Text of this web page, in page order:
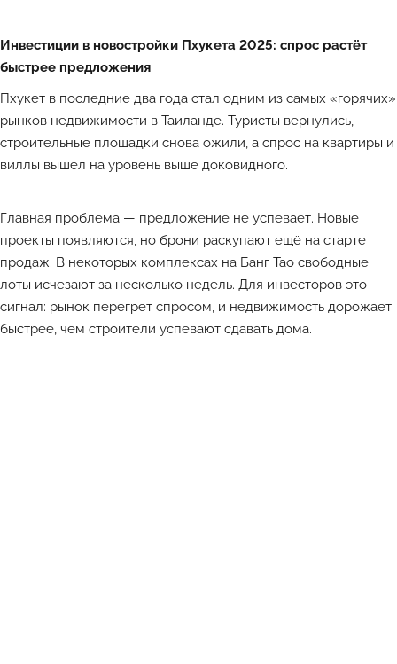
Инвестиции в новостройки Пхукета 2025: спрос растёт
быстрее предложения
Пхукет в последние два года стал одним из самых «горячих»
рынков недвижимости в Таиланде. Туристы вернулись,
строительные площадки снова ожили, а спрос на квартиры и
виллы вышел на уровень выше доковидного.
Главная проблема — предложение не успевает. Новые
проекты появляются, но брони раскупают ещё на старте
продаж. В некоторых комплексах на Банг Тао свободные
лоты исчезают за несколько недель. Для инвесторов это
сигнал: рынок перегрет спросом, и недвижимость дорожает
быстрее, чем строители успевают сдавать дома.